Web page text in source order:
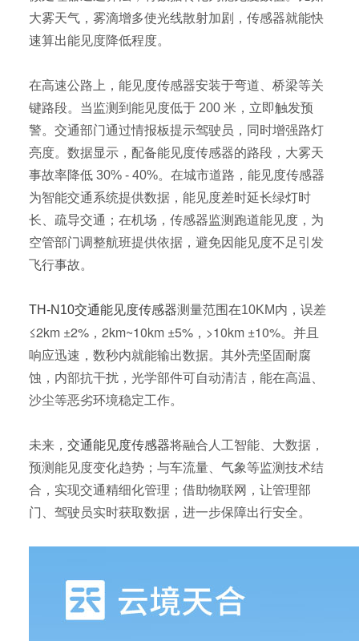
大雾天气，雾滴增多使光线散射加剧，传感器就能快
速算出能见度降低程度。
在高速公路上，能见度传感器安装于弯道、桥梁等关
键路段。当监测到能见度低于 200 米，立即触发预
警。交通部门通过情报板提示驾驶员，同时增强路灯
亮度。数据显示，配备能见度传感器的路段，大雾天
事故率降低 30% - 40%。在城市道路，能见度传感器
为智能交通系统提供数据，能见度差时延长绿灯时
长、疏导交通；在机场，传感器监测跑道能见度，为
空管部门调整航班提供依据，避免因能见度不足引发
飞行事故。
TH-N10交通能见度传感器测量范围在10KM内，误差
≤2km ±2%，2km~10km ±5%，>10km ±10%。并且
响应迅速，数秒内就能输出数据。其外壳坚固耐腐
蚀，内部抗干扰，光学部件可自动清洁，能在高温、
沙尘等恶劣环境稳定工作。
未来，交通能见度传感器将融合人工智能、大数据，
预测能见度变化趋势；与车流量、气象等监测技术结
合，实现交通精细化管理；借助物联网，让管理部
门、驾驶员实时获取数据，进一步保障出行安全。